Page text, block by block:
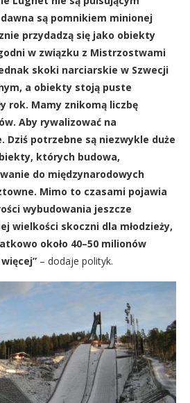
są pomnikiem minionej
przydadzą się jako obiekty
w związku z Mistrzostwami
skoki narciarskie w Szwecji
a obiekty stoją puste
rok. Mamy znikomą liczbę
Aby rywalizować na
Dziś potrzebne są niezwykle duże
których budowa,
do międzynarodowych
Mimo to czasami pojawia
wybudowania jeszcze
wielkości skoczni dla młodzieży,
około 40–50 milionów
– dodaje polityk.